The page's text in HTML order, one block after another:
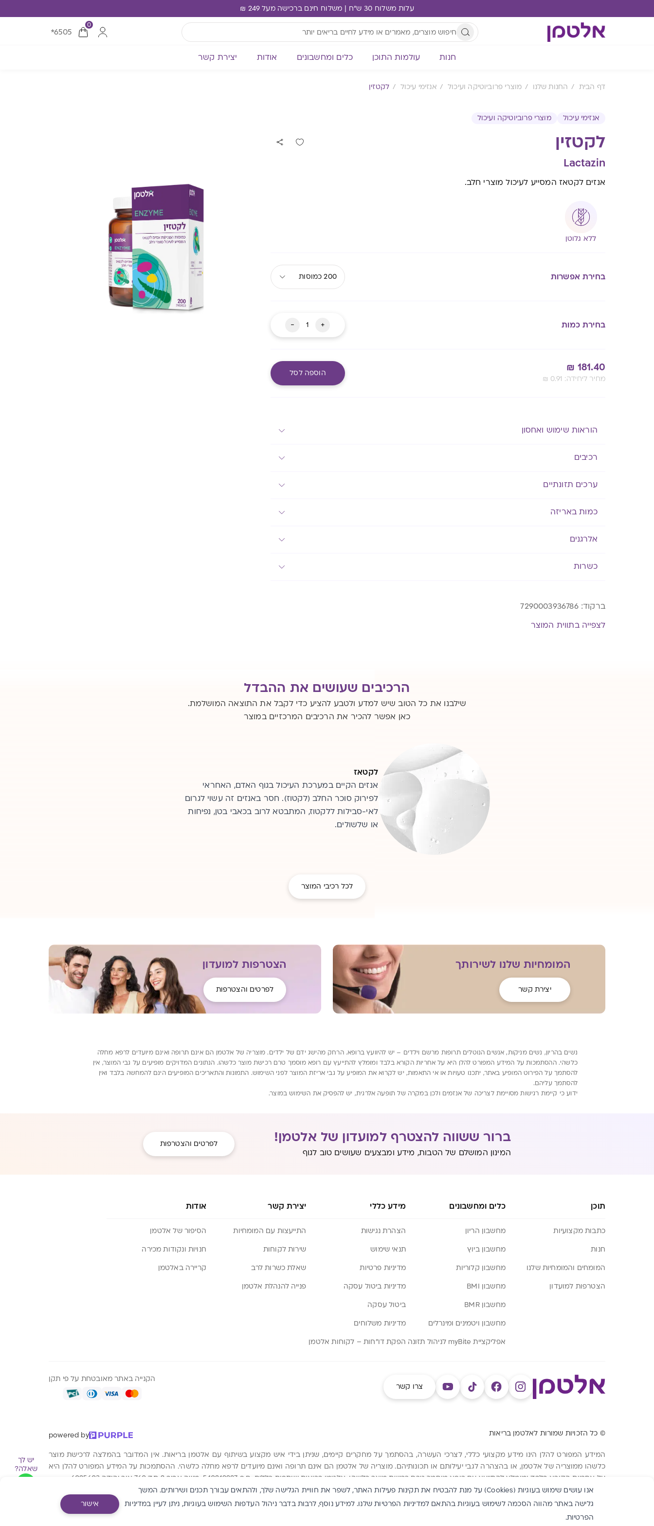
עלות משלוח 30 ש"ח | משלוח חינם ברכישה מעל 249 ₪
0
*6505
חנות עולמות התוכן כלים ומחשבונים אודות יצירת קשר
יש לך
שאלה?
דף הבית החנות שלנו מוצרי פרוביוטיקה ועיכול אנזימי עיכול לקטזין
אנזימי עיכול מוצרי פרוביוטיקה ועיכול
לקטזין
Lactazin
אנזים לקטאז המסייע לעיכול מוצרי חלב.
ללא גלוטן
בחירת אפשרות 200 כמוסות
בחירת כמות +
כמות
של
-
₪ 181.40
₪ 0.91 :מחיר ליחידה
הוספה לסל
הוראות שימוש ואחסון
רכיבים
ערכים תזונתיים
כמות באריזה
אלרגנים
כשרות
ברקוד:7290003936786
לצפייה בתווית המוצר
הרכיבים שעושים את ההבדל
שילבנו את כל הטוב שיש למדע ולטבע להציע כדי לקבל את התוצאה המושלמת.
כאן אפשר להכיר את הרכיבים המרכזיים במוצר
לקטאז
אנזים הקיים במערכת העיכול בגוף האדם, האחראי
לפירוק סוכר החלב (לקטוז). חסר באנזים זה עשוי לגרום
לאי-סבילות ללקטוז, המתבטא לרוב בכאבי בטן, נפיחות
או שלשולים.
לכל רכיבי המוצר
המומחיות שלנו לשירותך
יצירת קשר
הצטרפות למועדון
לפרטים והצטרפות
נשים בהריון, נשים מניקות, אנשים הנוטלים תרופות מרשם וילדים – יש להיוועץ ברופא. הרחק מהישג ידם של ילדים. מוצריה של אלטמן הם אינם תרופה ואינם מיועדים לרפא מחלה
כלשהי. ההסתמכות על המידע המפורט להלן היא על אחריות הקורא בלבד ומומלץ להתייעץ עם רופא מוסמך טרם רכישת מוצר כלשהו. הנתונים המדויקים מופיעים על גבי המוצר, אין
להסתמך על הפירוט המופיע באתר, יתכנו טעויות או אי התאמות, יש לקרוא את המופיע על גבי אריזת המוצר לפני השימוש. התמונות והתאריכים המופיעים הינם להמחשה בלבד ואין
להסתמך עליהם.
ידוע כי קיימת רגישות מסויימת לצריכה של אנזמים ולכן במקרה של תופעה אלרגית, יש להפסיק את השימוש במוצר.
ברור ששווה להצטרף למועדון של אלטמן!
המינון המושלם של הטבות, מידע ומבצעים שעושים טוב לגוף
לפרטים והצטרפות
תוכן
כתבות מקצועיות
חנות
המומחים והמומחיות שלנו
הצטרפות למועדון
כלים ומחשבונים
מחשבון הריון
מחשבון ביוץ
מחשבון קלוריות
מחשבון BMI
מחשבון BMR
מחשבון ויטמינים ומינרלים
אפליקציית myBite לניהול תזונה
מידע כללי
הצהרת נגישות
תנאי שימוש
מדיניות פרטיות
מדיניות ביטול עסקה
ביטול עסקה
מדיניות משלוחים
הפקת דו”חות – לקוחות אלטמן
יצירת קשר
התייעצות עם המומחיות
שירות לקוחות
שאלת כשרות לרב
פנייה להנהלת אלטמן
אודות
הסיפור של אלטמן
חנויות ונקודות מכירה
קריירה באלטמן
צרו קשר
הקנייה באתר מאובטחת על פי תקן
© כל הזכויות שמורות לאלטמן בריאות powered by
המידע המפורט להלן הינו מידע מקצועי כללי, לצרכי העשרה, בהסתמך על מחקרים קיימים, שניתן בידי איש מקצוע בשיתוף עם אלטמן בריאות. אין המדובר בהמלצה לרכישת מוצר
כלשהו ממוצריה של אלטמן, או בהצהרה לגבי יעילותם או תכונותיהם. מוצריה של אלטמן הם אינם תרופה ואינם מיועדים לרפא מחלה כלשהי. ההסתמכות על המידע המפורט להלן היא
על אחריות הקורא בלבד ומומלץ להתייעץ עם רופא מוסמך טרם רכישת מוצר כלשהו. אלטמן בריאות שותפות כללית, ח.פ 540219987. משה אביב 2 ת.ד 760 אור יהודה 6025603
אנו עושים שימוש בעוגיות (Cookies) על מנת להבטיח את תקינות פעילות האתר, לשפר את חוויית הגלישה שלך, ולהתאים עבורך תכנים ושירותים. המשך
גלישה באתר מהווה הסכמה לשימוש בעוגיות בהתאם למדיניות הפרטיות שלנו. למידע נוסף, לרבות בדבר ניהול העדפות השימוש בעוגיות, ניתן לעיין במדיניות
הפרטיות.
אישור